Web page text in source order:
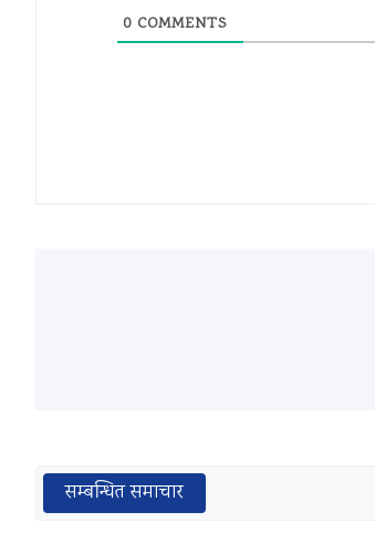
0 COMMENTS
सम्बन्धित समाचार